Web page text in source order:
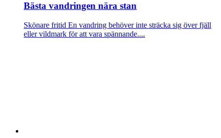
Bästa vandringen nära stan
Skönare fritid En vandring behöver inte sträcka sig över fjäll
eller vildmark för att vara spännande....